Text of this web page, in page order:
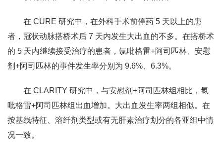
在 CURE 研究中，在外科手术前停药 5 天以上的患
者，冠状动脉搭桥术后 7 天内发生大出血的不多。在搭桥术
的 5 天内继续接受治疗的患者，氯吡格雷+阿司匹林、安慰
剂+阿司匹林的事件发生率分别为 9.6%、6.3%。
在 CLARITY 研究中，与安慰剂+阿司匹林组相比，氯
吡格雷+阿司匹林组出血增加。大出血发生率两组相似。在
按基线特征、溶纤剂类型或有无肝素治疗划分的各亚组中情
况一致。